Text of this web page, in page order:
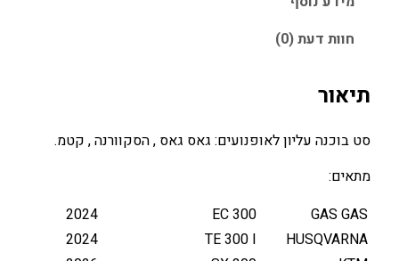
נ
ה
ל
י
G
A
חוות דעת (0)
תיאור
סט בוכנה עליון לאופנועים: גאס גאס , הסקוורנה , קטמ.
מתאים:
GAS GAS
EC 300
2024
HUSQVARNA
TE 300 I
2024